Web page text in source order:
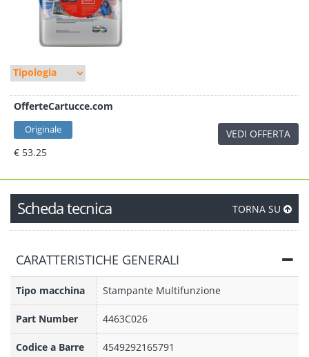
OfferteCartucce.com
Originale
€ 53.25
VEDI OFFERTA
Scheda tecnica TORNA SU
CARATTERISTICHE GENERALI
Tipo macchina Stampante Multifunzione
Part Number 4463C026
Codice a Barre 4549292165791